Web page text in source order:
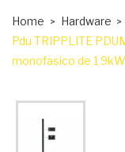
Home Hardware
Pdu TRIPPLITE
monofasico de 1